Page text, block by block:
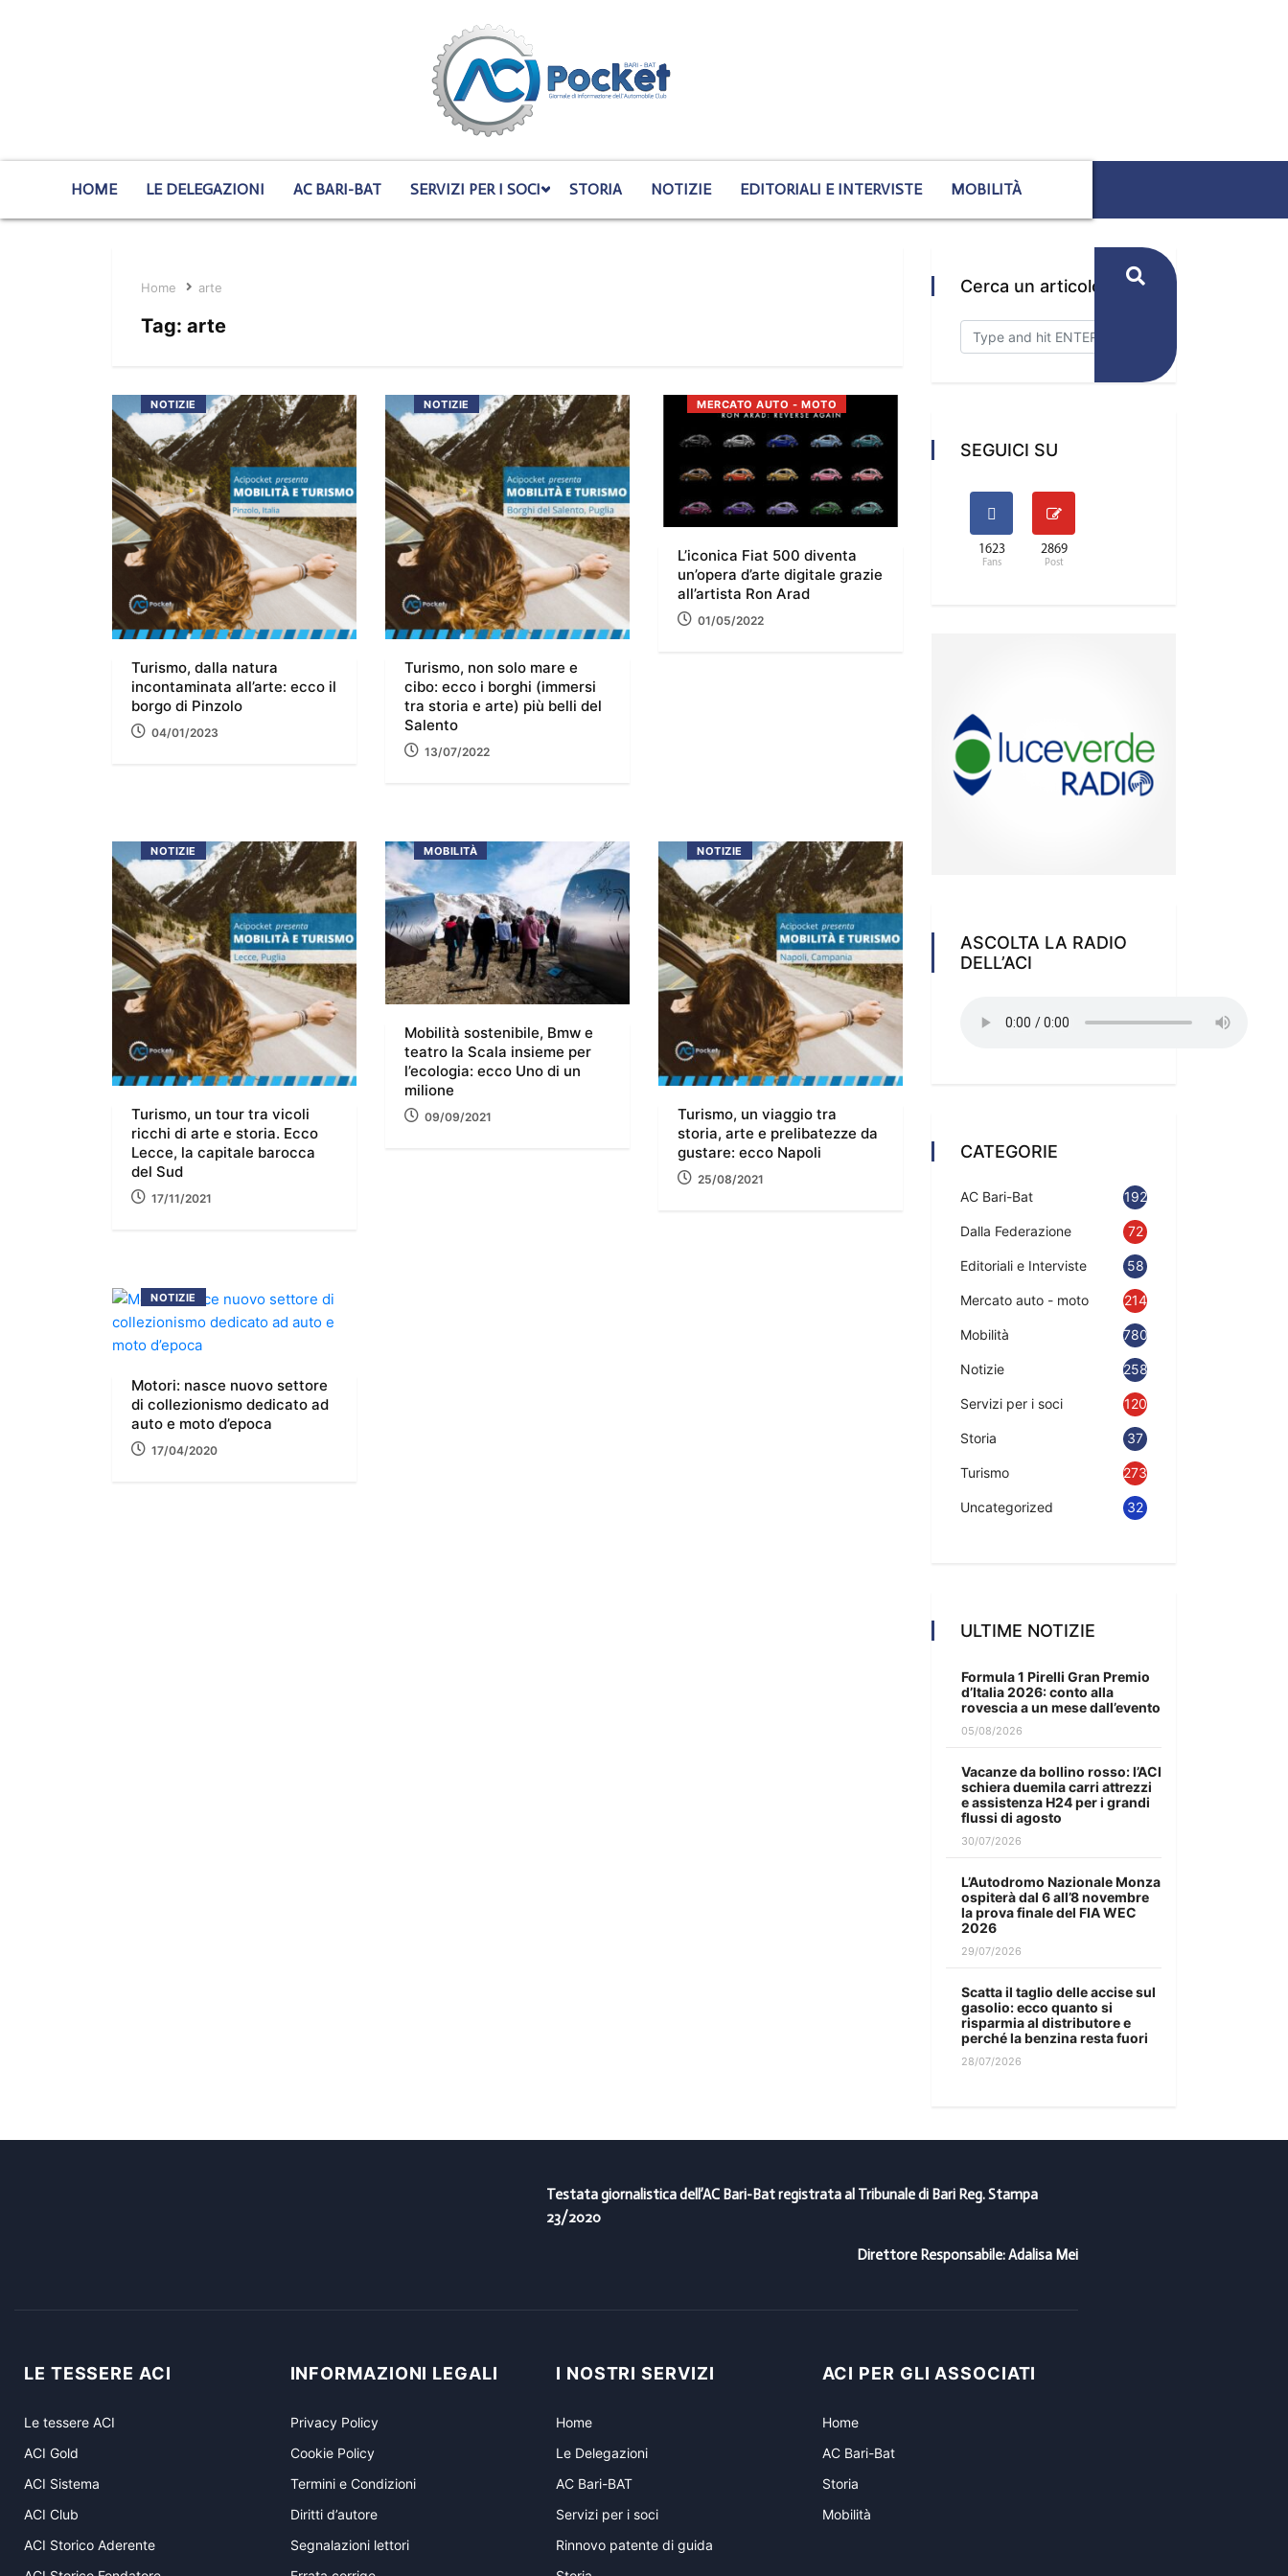
HOME LE DELEGAZIONI AC BARI-BAT SERVIZI PER I SOCI STORIA NOTIZIE EDITORIALI E INTERVISTE MOBILITÀ
Home arte
Tag: arte
NOTIZIE
Turismo, dalla natura
incontaminata all’arte: ecco il
borgo di Pinzolo
04/01/2023
NOTIZIE
Turismo, non solo mare e
cibo: ecco i borghi (immersi
tra storia e arte) più belli del
Salento
13/07/2022
MERCATO AUTO - MOTO
L’iconica Fiat 500 diventa
un’opera d’arte digitale grazie
all’artista Ron Arad
01/05/2022
NOTIZIE
Turismo, un tour tra vicoli
ricchi di arte e storia. Ecco
Lecce, la capitale barocca
del Sud
17/11/2021
MOBILITÀ
Mobilità sostenibile, Bmw e
teatro la Scala insieme per
l’ecologia: ecco Uno di un
milione
09/09/2021
NOTIZIE
Turismo, un viaggio tra
storia, arte e prelibatezze da
gustare: ecco Napoli
25/08/2021
NOTIZIE
Motori: nasce nuovo settore
di collezionismo dedicato ad
auto e moto d’epoca
17/04/2020
Cerca un articolo
SEGUICI SU
1623
Fans
2869
Post
ASCOLTA LA RADIO
DELL’ACI
CATEGORIE
AC Bari-Bat 192
Dalla Federazione 72
Editoriali e Interviste 58
Mercato auto - moto 214
Mobilità 780
Notizie 2583
Servizi per i soci 120
Storia 37
Turismo 273
Uncategorized 32
ULTIME NOTIZIE
Formula 1 Pirelli Gran Premio
d’Italia 2026: conto alla
rovescia a un mese dall’evento
05/08/2026
Vacanze da bollino rosso: l’ACI
schiera duemila carri attrezzi
e assistenza H24 per i grandi
flussi di agosto
30/07/2026
L’Autodromo Nazionale Monza
ospiterà dal 6 all’8 novembre
la prova finale del FIA WEC
2026
29/07/2026
Scatta il taglio delle accise sul
gasolio: ecco quanto si
risparmia al distributore e
perché la benzina resta fuori
28/07/2026
Testata giornalistica dell’AC Bari-Bat registrata al Tribunale di Bari Reg. Stampa
23/2020
Direttore Responsabile: Adalisa Mei
LE TESSERE ACI
Le tessere ACI
ACI Gold
ACI Sistema
ACI Club
ACI Storico Aderente
INFORMAZIONI LEGALI
Privacy Policy
Cookie Policy
Termini e Condizioni
Diritti d’autore
Segnalazioni lettori
I NOSTRI SERVIZI
Home
Le Delegazioni
AC Bari-BAT
Servizi per i soci
Rinnovo patente di guida
ACI PER GLI ASSOCIATI
Home
AC Bari-Bat
Storia
Mobilità